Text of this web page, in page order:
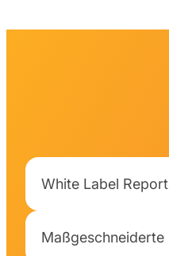
White Label
Maßgeschneiderte